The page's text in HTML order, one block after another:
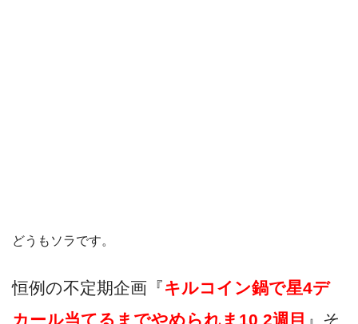
どうもソラです。
恒例の不定期企画『キルコイン鍋で星4デ
カール当てるまでやめられま 10 2週目 』そ